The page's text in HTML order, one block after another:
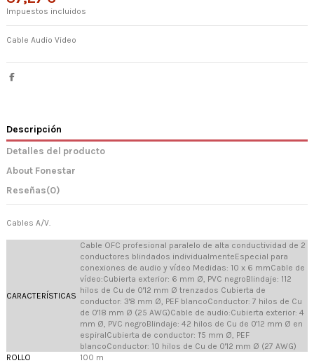
Impuestos incluidos
Cable Audio Video
Descripción
Detalles del producto
About Fonestar
Reseñas(0)
Cables A/V.
CARACTERÍSTICAS
Cable OFC profesional paralelo de alta conductividad de 2
conductores blindados individualmenteEspecial para
conexiones de audio y vídeo Medidas: 10 x 6 mmCable de
vídeo:Cubierta exterior: 6 mm Ø, PVC negroBlindaje: 112
hilos de Cu de 0'12 mm Ø trenzados Cubierta de
conductor: 3'8 mm Ø, PEF blancoConductor: 7 hilos de Cu
de 0'18 mm Ø (25 AWG)Cable de audio:Cubierta exterior: 4
mm Ø, PVC negroBlindaje: 42 hilos de Cu de 0'12 mm Ø en
espiralCubierta de conductor: 1'5 mm Ø, PEF
blancoConductor: 10 hilos de Cu de 0'12 mm Ø (27 AWG)
ROLLO
100 m